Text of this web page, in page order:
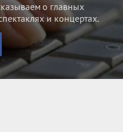
о главных
и концертах.